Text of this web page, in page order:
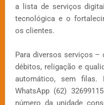
a lista de serviços
tecnológica e o
os clientes.
Para diversos serviços –
débitos, religação e
automático, sem filas.
WhatsApp (62)
número da unidade